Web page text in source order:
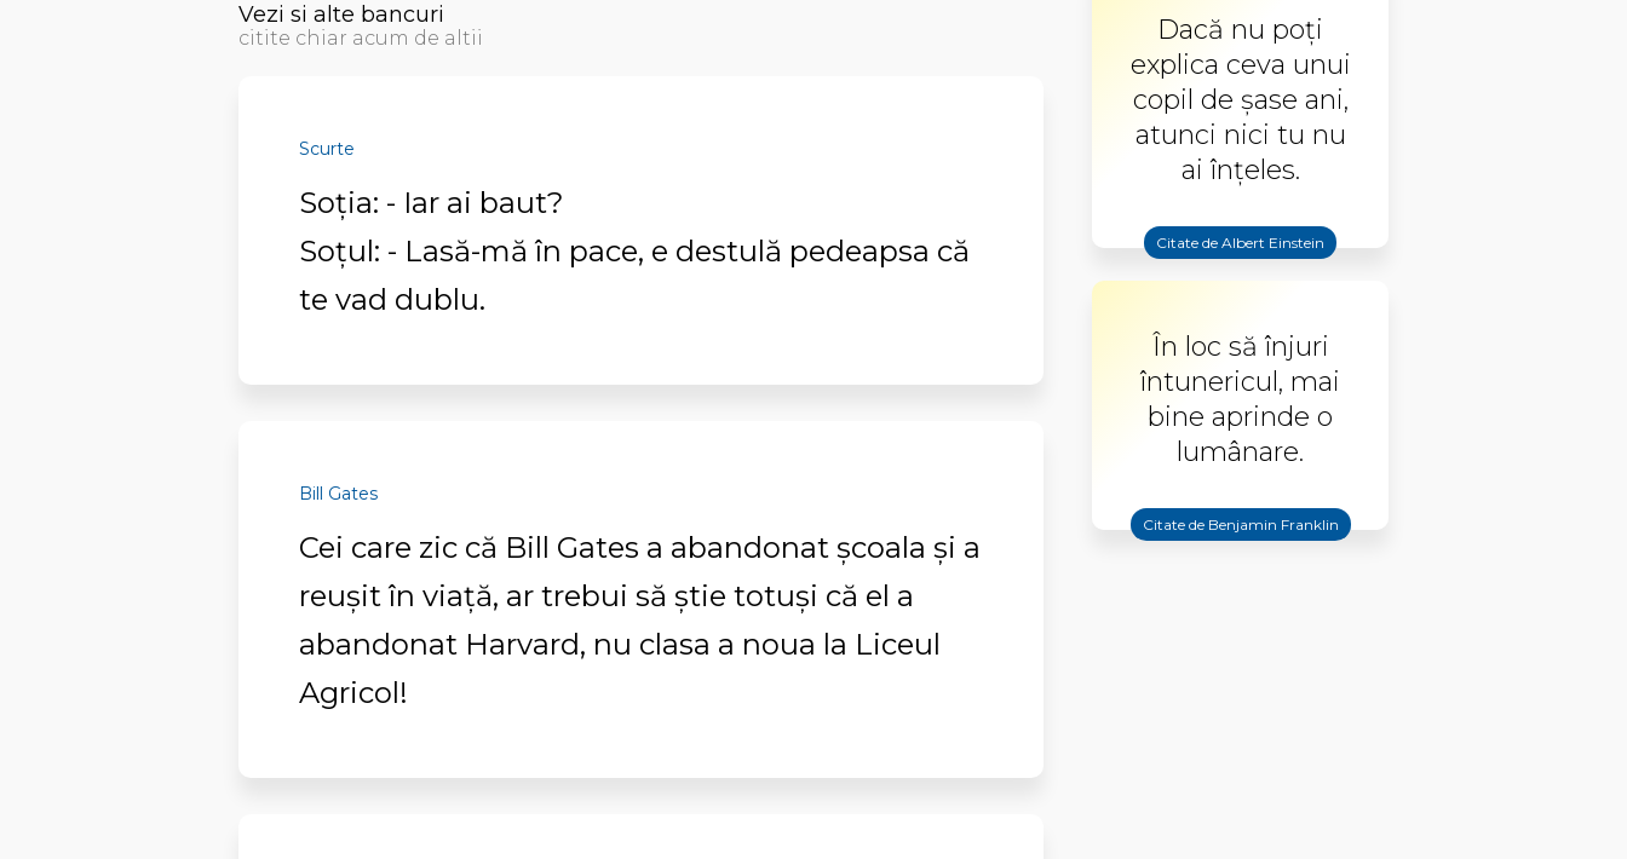
Vezi si alte bancuri
citite chiar acum de altii
Scurte
Soția: - Iar ai baut?
Soțul: - Lasă-mă în pace, e destulă pedeapsa că
te vad dublu.
Bill Gates
Cei care zic că Bill Gates a abandonat școala și a
reușit în viață, ar trebui să știe totuși că el a
abandonat Harvard, nu clasa a noua la Liceul
Agricol!
Dacă nu poți
explica ceva unui
copil de șase ani,
atunci nici tu nu
ai înțeles.
Citate de Albert Einstein
În loc să înjuri
întunericul, mai
bine aprinde o
lumânare.
Citate de Benjamin Franklin